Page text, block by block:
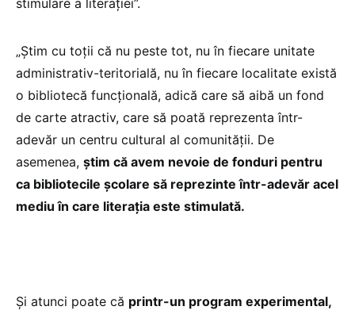
„Știm cu toții că nu peste tot, nu în fiecare unitate
administrativ-teritorială, nu în fiecare localitate există
o bibliotecă funcțională, adică care să aibă un fond
de carte atractiv, care să poată reprezenta într-
adevăr un centru cultural al comunității. De
asemenea, știm că avem nevoie de fonduri pentru
ca bibliotecile școlare să reprezinte într-adevăr acel
mediu în care literația este stimulată.
Și atunci poate că printr-un program experimental,